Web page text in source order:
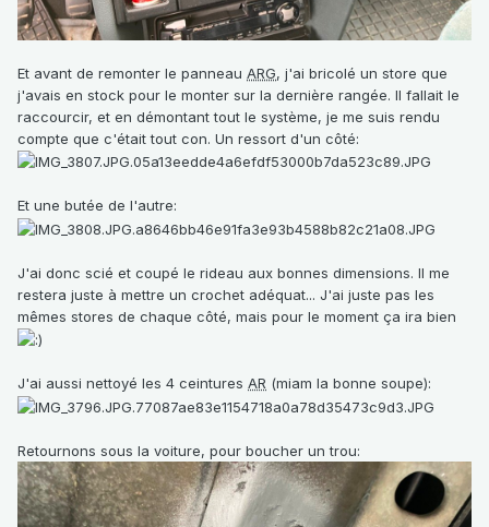
Et avant de remonter le panneau ARG, j'ai bricolé un store que
j'avais en stock pour le monter sur la dernière rangée. Il fallait le
raccourcir, et en démontant tout le système, je me suis rendu
compte que c'était tout con. Un ressort d'un côté:
Et une butée de l'autre:
J'ai donc scié et coupé le rideau aux bonnes dimensions. Il me
restera juste à mettre un crochet adéquat... J'ai juste pas les
mêmes stores de chaque côté, mais pour le moment ça ira bien
J'ai aussi nettoyé les 4 ceintures AR (miam la bonne soupe):
Retournons sous la voiture, pour boucher un trou: